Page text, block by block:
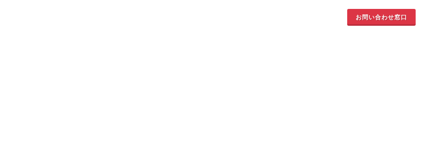
お問い合わせ窓口